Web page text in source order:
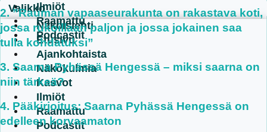
Ilmiöt
Raamattu
Podcastit
Näköislehti
Etusivu
Ajankohtaista
Näkökulmia
Kasvot
Ilmiöt
Raamattu
Podcastit
”Rauman vapaaseurakunta on rakastava koti,
jossa rukoillaan paljon ja jossa jokainen saa
tulla kohdatuksi”
Saarna Pyhässä Hengessä – miksi saarna on
niin tärkeä?
Pääkirjoitus: Saarna Pyhässä Hengessä on
edelleen korvaamaton